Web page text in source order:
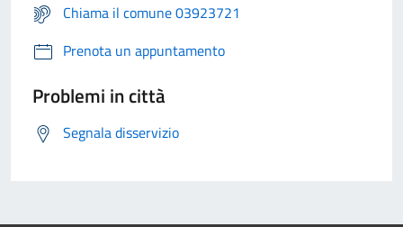
Chiama il comune 03923721
Prenota un appuntamento
Problemi in città
Segnala disservizio